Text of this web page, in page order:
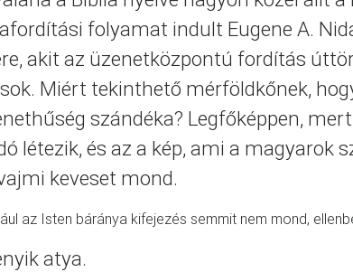
folyamat indult Eugene A.
akit az üzenetközpontú fordítás
Miért tekinthető mérföldkőnek,
szándéka? Legfőképpen,
létezik, és az a kép, ami a magyarok
keveset mond.
az Isten báránya kifejezés semmit nem mond,
atya.